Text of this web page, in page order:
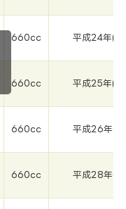
660cc 平成24年
660cc 平成25年
660cc 平成26年
660cc 平成28年